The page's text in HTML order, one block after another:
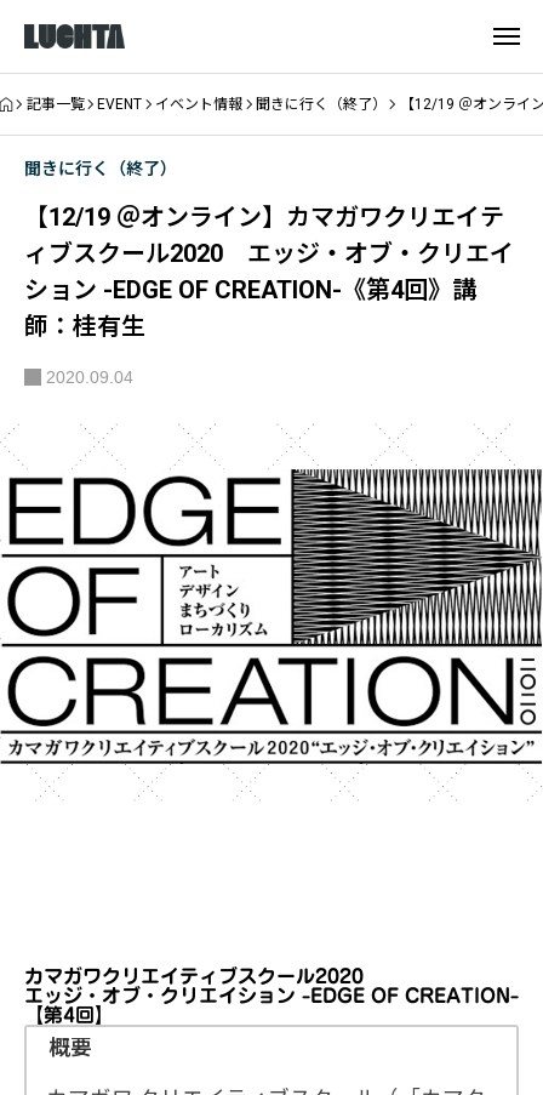
記事一覧 EVENT イベント情報 聞きに行く（終了） 【12/19 ＠オンライ
聞きに行く（終了）
【12/19 ＠オンライン】カマガワクリエイテ
ィブスクール2020 エッジ・オブ・クリエイ
ション -EDGE OF CREATION-《第4回》講
師：桂有生
2020.09.04
カマガワクリエイティブスクール2020
エッジ・オブ・クリエイション -EDGE OF CREATION-
【第4回】
概要